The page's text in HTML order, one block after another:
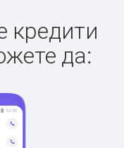
кредити
да: